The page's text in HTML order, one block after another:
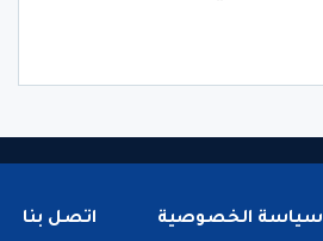
سياسة الخصوصية اتصل بنا